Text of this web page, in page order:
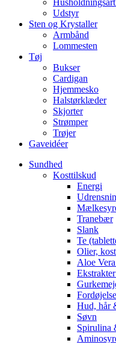
Udstyr
Sten og Krystaller
Armbånd
Lommesten
Tøj
Bukser
Cardigan
Hjemmesko
Halstørklæder
Skjorter
Strømper
Trøjer
Gaveidéer
Sundhed
Kosttilskud
Energi
Tranebær
Slank
Te
Olier,
Aloe
Fordøjelse
Hud, hår
Søvn
Spirulina